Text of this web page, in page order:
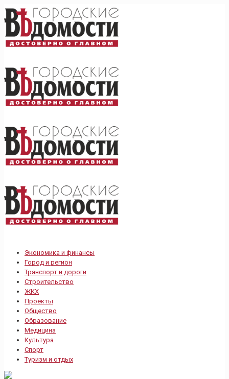
Экономика и финансы
Город и регион
Транспорт и дороги
Строительство
ЖКХ
Проекты
Общество
Образование
Медицина
Культура
Спорт
Туризм и отдых